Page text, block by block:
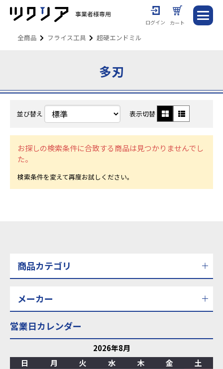
ログイン カート
全商品 フライス工具 超硬エンドミル
多刃
並び替え 表示切替
お探しの検索条件に合致する商品は見つかりませんでし
た。
商品カテゴリ
メーカー
営業日カレンダー
2026年8月
日
月 火 水 木 金
土